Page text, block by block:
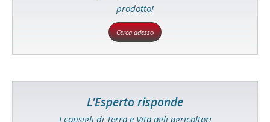
prodotto!
Cerca adesso
L'Esperto risponde
I consigli di Terra e Vita agli agricoltori